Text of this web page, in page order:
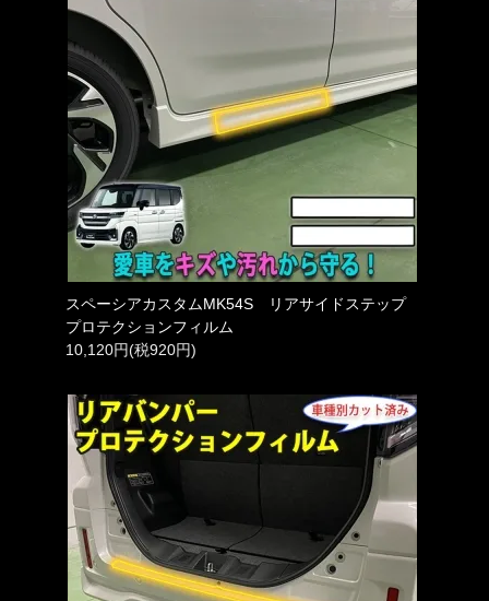
スペーシアカスタムMK54S リアサイドステップ
プロテクションフィルム
10,120円(税920円)